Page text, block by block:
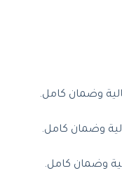
وضمان كامل.
وضمان كامل.
وضمان كامل.